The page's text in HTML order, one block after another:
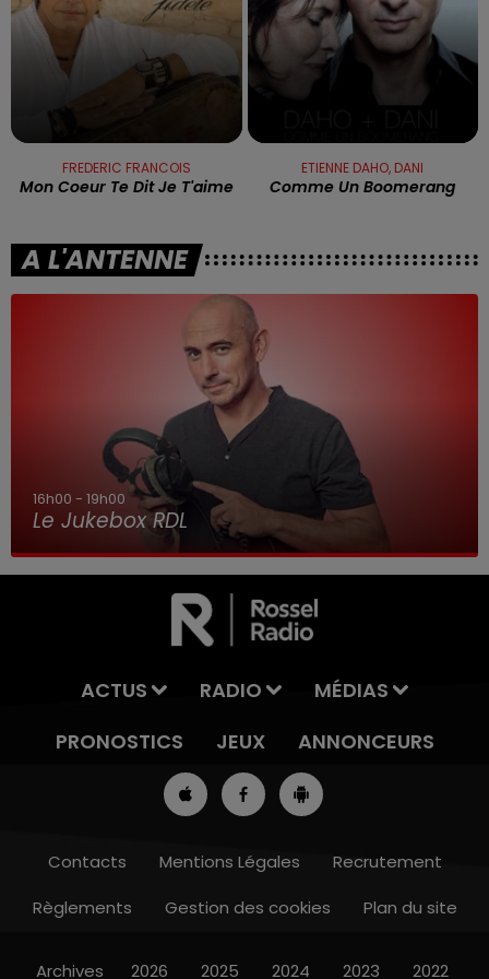
13h00 - 16h00
FREDERIC FRANCOIS
Mon Coeur Te Dit Je T'aime
ETIENNE DAHO, DANI
Comme Un Boomerang
A L'ANTENNE
16h00 - 19h00
Le Jukebox RDL
ACTUS RADIO
MÉDIAS
PRONOSTICS
JEUX ANNONCEURS
Contacts Mentions Légales
Recrutement
Règlements
Gestion des cookies Plan du site
Archives 2026 2025 2024 2023 2022